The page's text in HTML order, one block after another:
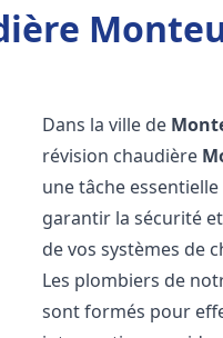
Dans la ville de
révision chaudière
une tâche
garantir la sécurité
de vos systèmes de
Les plombiers de
sont formés pour